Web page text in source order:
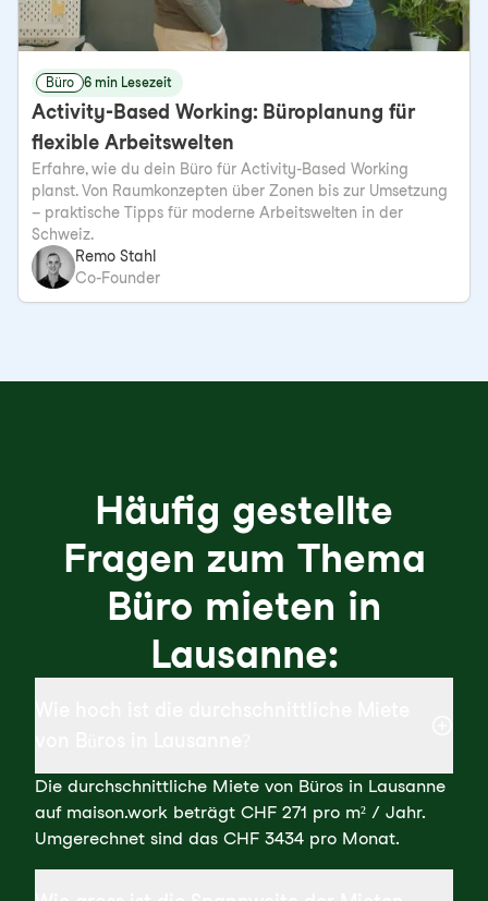
Büro 6 min Lesezeit
Activity-Based Working: Büroplanung für
flexible Arbeitswelten
Erfahre, wie du dein Büro für Activity-Based Working
planst. Von Raumkonzepten über Zonen bis zur Umsetzung
– praktische Tipps für moderne Arbeitswelten in der
Schweiz.
Remo Stahl
Co-Founder
Häufig gestellte
Fragen zum Thema
Büro mieten in
Lausanne:
Die durchschnittliche Miete von Büros in Lausanne
auf maison.work beträgt CHF 271 pro m² / Jahr.
Umgerechnet sind das CHF 3434 pro Monat.